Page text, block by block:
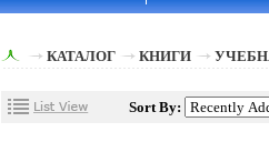
КАТАЛОГ КНИГИ
Sort By: